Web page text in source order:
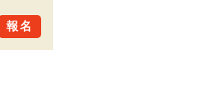
報名